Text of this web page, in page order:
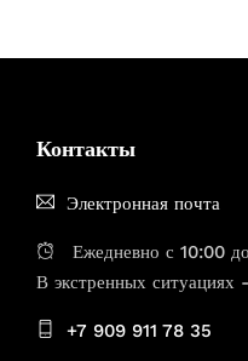
Контакты
Электронная почта
Ежедневно с 10:00
В экстренных ситуациях
+7 909 911 78 35